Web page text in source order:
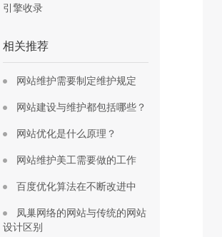
引擎收录
相关推荐
网站维护需要制定维护规定
网站建设与维护都包括哪些？
网站优化是什么原理？
网站维护美工需要做的工作
百度优化算法在不断改进中
凤巢网络的网站与传统的网站
设计区别